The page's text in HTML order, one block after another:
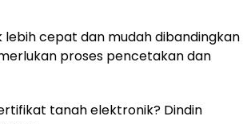
cepat dan mudah dibandingkan
proses pencetakan dan
tanah elektronik? Dindin